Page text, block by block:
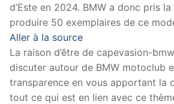
d’Este en 2024. BMW a donc pris
produire 50 exemplaires de ce
Aller à la source
La raison d’être de capevasion-
discuter autour de BMW motoclub
transparence en vous apportant la
tout ce qui est en lien avec ce